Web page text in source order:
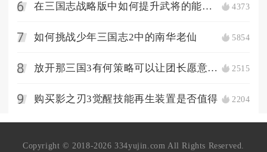
6 在三国志战略版中如何提升武将的能力值 4373
7 如何挑战少年三国志2中的南华老仙 5854
8 放开那三国3有何策略可以让团长愿意分庭抗礼 2515
9 购买影之刃3觉醒技能再生装置是否值得 2204
Copyright © 2018-2026 334yujin.com All Rights Reserved.